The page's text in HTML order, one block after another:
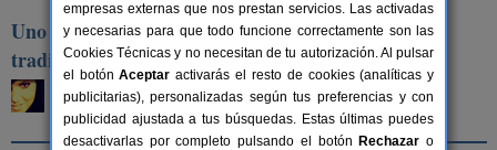
Uno de vosotros me traicionará. De la traición a la
tradición.
María Pastor Gabaldón
Miércoles, 16 de abril de 2014
empresas externas que nos prestan servicios. Las activadas
y necesarias para que todo funcione correctamente son las
Cookies Técnicas y no necesitan de tu autorización. Al pulsar
el botónAceptar activarás el resto de cookies (analíticas y
publicitarias), personalizadas según tus preferencias y con
publicidad ajustada a tus búsquedas. Estas últimas puedes
desactivarlas por completo pulsando el botón Rechazar o